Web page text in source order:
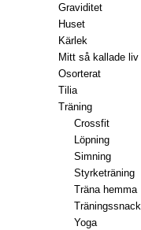
Graviditet
Huset
Kärlek
Mitt så kallade liv
Osorterat
Tilia
Träning
Crossfit
Löpning
Simning
Styrketräning
Träna hemma
Träningssnack
Yoga